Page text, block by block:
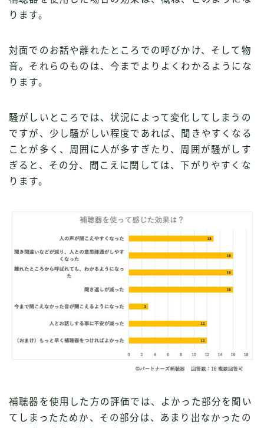
ります。
対面でのお話や離れたところでの呼びかけ、そして物
音。それらのものは、今までよりよくわかるようにな
ります。
騒がしいところでは、状況によって変化してしまうの
ですが、少し騒がしい程度であれば、聞きやすくなる
ことが多く、周囲に人が多すぎたり、周囲が騒がしす
ぎると、その分、聞こえに関しては、下がりやすくな
ります。
補聴器を使用した方の評価では、よかった部分を聞い
てしまったためか、その部分は、あまり出なかったの